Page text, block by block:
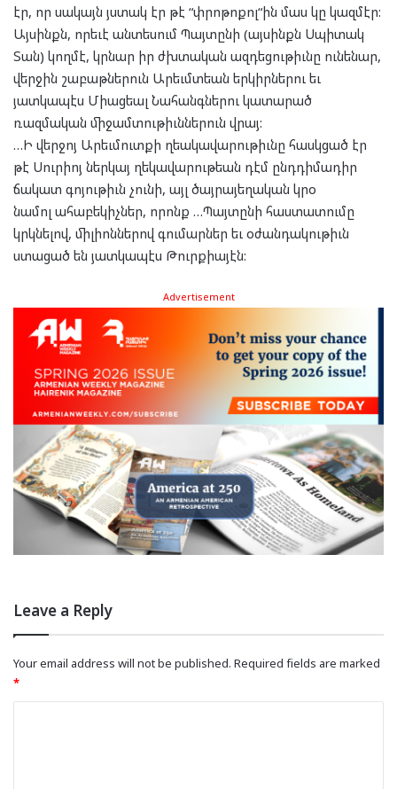
էր, որ սակայն յստակ էր թէ “փրոթոքոլ“ին մաս կը կազմէր:
Այսինքն, որեւէ անտեսում Պայտընի (այսինքն Սպիտակ
Տան) կողմէ, կրնար իր ժխտական ազդեցութիւնը ունենար,
վերջին շաբաթներուն Արեւմտեան երկիրներու եւ
յատկապէս Միացեալ Նահանգներու կատարած
ռազմական միջամտութիւններուն վրայ:
…Ի վերջոյ Արեւմուտքի ղեակավարութիւնը հասկցած էր
թէ Սուրիոյ ներկայ ղեկավարութեան դէմ ընդդիմադիր
ճակատ գոյութիւն չունի, այլ ծայրայեղական կրօ
նամոլ ահաբեկիչներ, որոնք …Պայտընի հաստատումը
կրկնելով, միլիոններով գումարներ եւ օժանդակութիւն
ստացած են յատկապէս Թուրքիայէն:
Advertisement
Leave a Reply
Your email address will not be published. Required fields are marked
*